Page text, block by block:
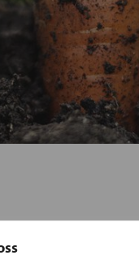
är tillräckligt
en